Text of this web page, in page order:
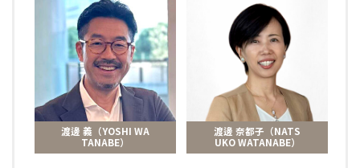
渡邊 義（YOSHI WA
TANABE）
渡邊 奈都子（NATS
UKO WATANABE）